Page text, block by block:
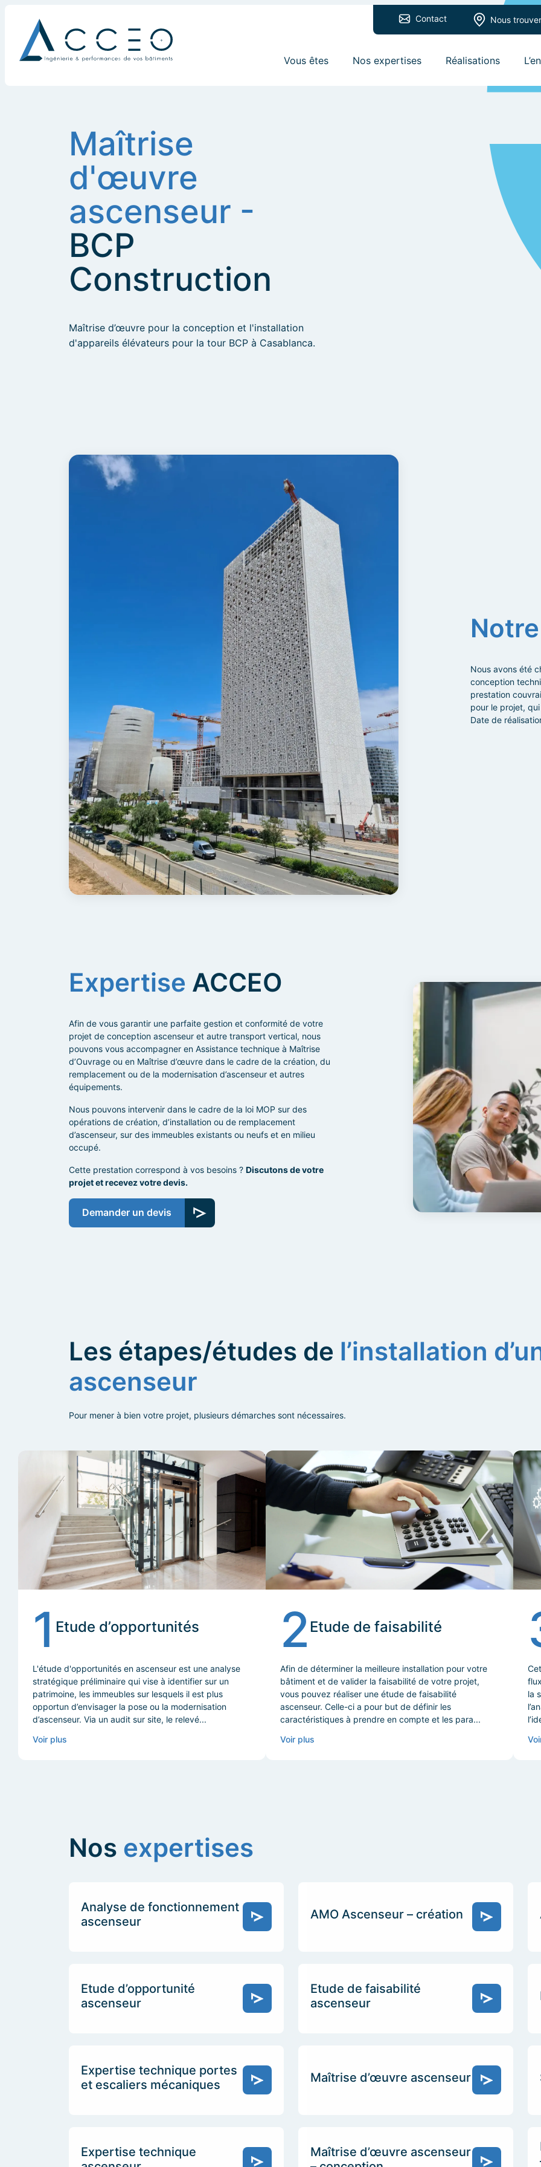
Contact Nous trouver
Vous êtes Nos expertises Réalisations
Maîtrise
d'œuvre
ascenseur -
BCP
Construction
Maîtrise d’œuvre pour la conception et l'installation
d'appareils élévateurs pour la tour BCP à Casablanca.
Notre
Nous avons été
conception
prestation
pour le projet,
Date de
Expertise ACCEO
Afin de vous garantir une parfaite gestion et conformité de votre
projet de conception ascenseur et autre transport vertical, nous
pouvons vous accompagner en Assistance technique à Maîtrise
d’Ouvrage ou en Maîtrise d’œuvre dans le cadre de la création, du
remplacement ou de la modernisation d’ascenseur et autres
équipements.
Nous pouvons intervenir dans le cadre de la loi MOP sur des
opérations de création, d’installation ou de remplacement
d’ascenseur, sur des immeubles existants ou neufs et en milieu
occupé.
Cette prestation correspond à vos besoins ? Discutons de votre
projet et recevez votre devis.
Demander un devis
Les étapes/études de l’installation
ascenseur
Pour mener à bien votre projet, plusieurs démarches sont nécessaires.
1 Etude d’opportunités
L'étude d'opportunités en ascenseur est une analyse
stratégique préliminaire qui vise à identifier sur un
patrimoine, les immeubles sur lesquels il est plus
opportun d’envisager la pose ou la modernisation
d’ascenseur. Via un audit sur site, le relevé...
Voir plus
2 Etude de faisabilité
Afin de déterminer la meilleure installation pour votre
bâtiment et de valider la faisabilité de votre projet,
vous pouvez réaliser une étude de faisabilité
ascenseur. Celle-ci a pour but de définir les
caractéristiques à prendre en compte et les para...
Voir plus
la
Nos expertises
Analyse de fonctionnement
ascenseur
AMO Ascenseur – création
Etude d’opportunité
ascenseur
Etude de faisabilité
ascenseur
Expertise technique portes
et escaliers mécaniques
Maîtrise d’œuvre ascenseur
Expertise technique
Maîtrise d’œuvre ascenseur